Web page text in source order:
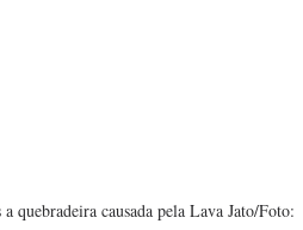
quebradeira causada pela Lava Jato/Foto: